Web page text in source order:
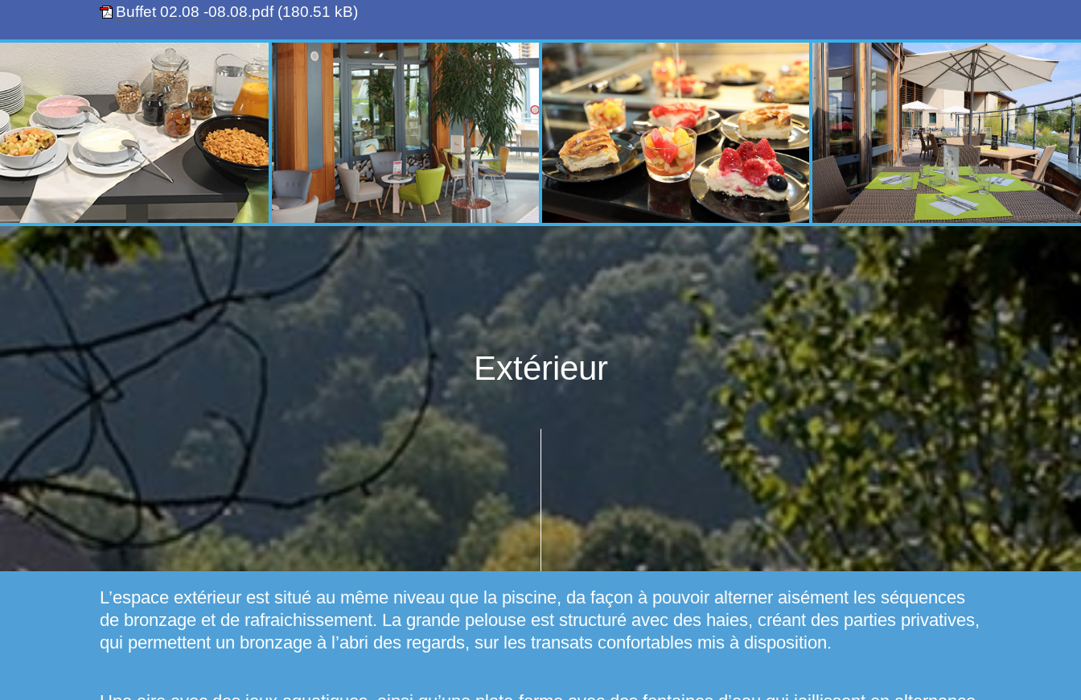
Buffet 02.08 -08.08.pdf (180.51 kB)
Extérieur
L’espace extérieur est situé au même niveau que la piscine, da façon à pouvoir alterner aisément les séquences
de bronzage et de rafraichissement. La grande pelouse est structuré avec des haies, créant des parties privatives,
qui permettent un bronzage à l’abri des regards, sur les transats confortables mis à disposition.